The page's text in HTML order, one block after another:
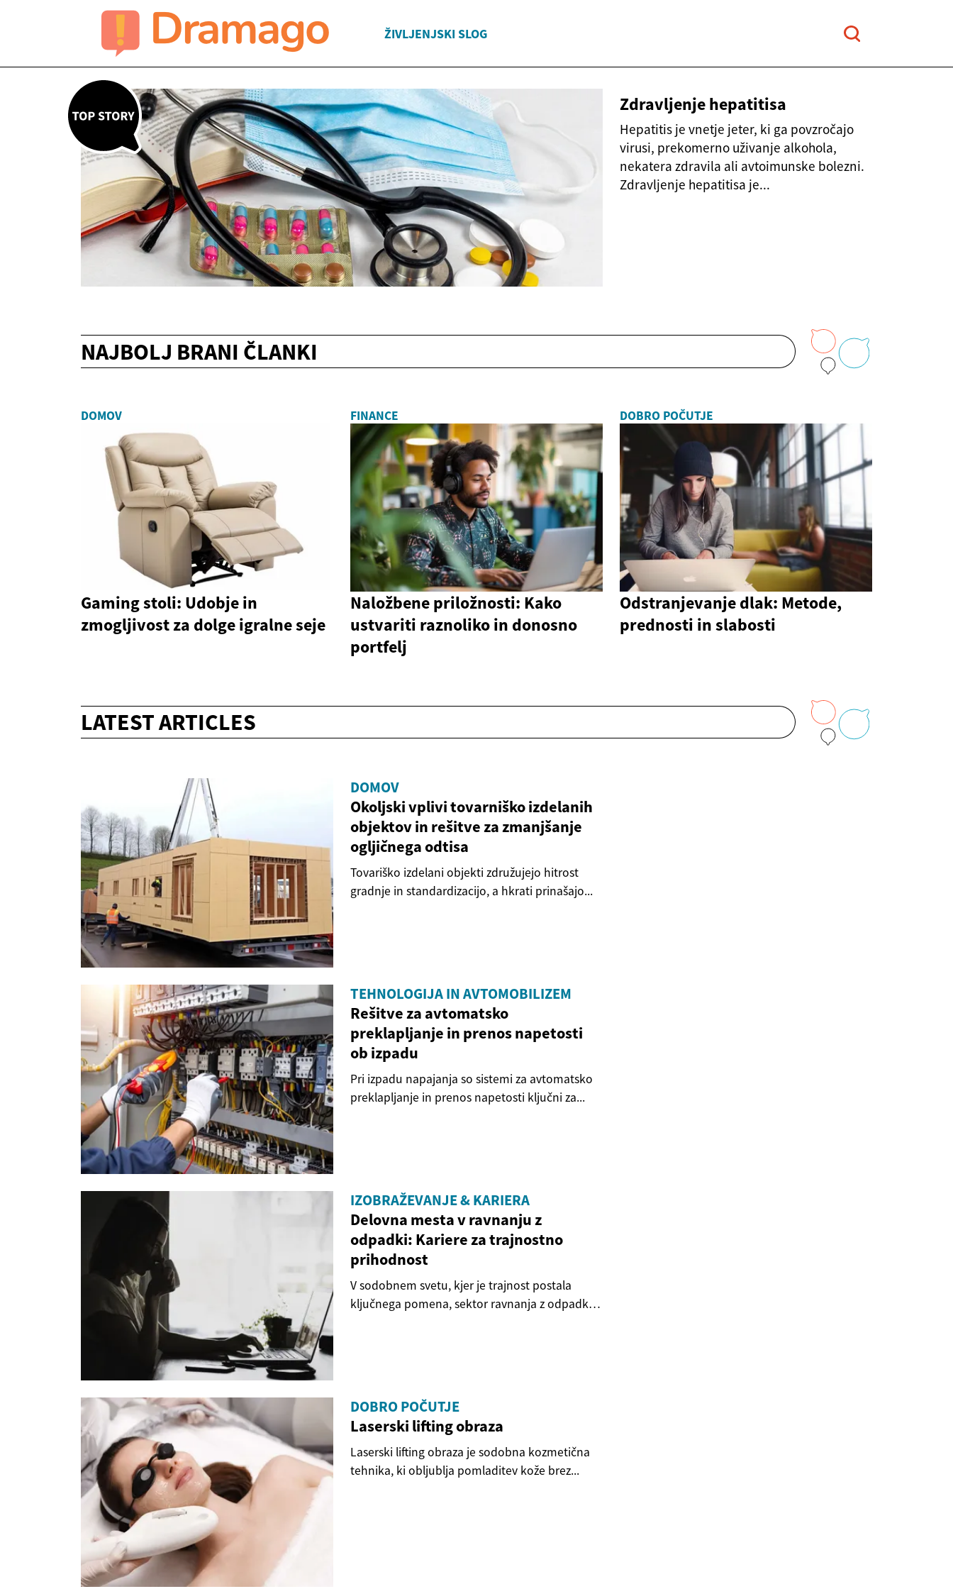
ŽIVLJENJSKI SLOG
Zdravljenje hepatitisa
Hepatitis je vnetje jeter, ki ga povzročajo
virusi, prekomerno uživanje alkohola,
nekatera zdravila ali avtoimunske bolezni.
Zdravljenje hepatitisa je...
NAJBOLJ BRANI ČLANKI
DOMOV
Gaming stoli: Udobje in
zmogljivost za dolge igralne seje
FINANCE
Naložbene priložnosti: Kako
ustvariti raznoliko in donosno
portfelj
DOBRO POČUTJE
Odstranjevanje dlak: Metode,
prednosti in slabosti
LATEST ARTICLES
DOMOV
Okoljski vplivi tovarniško izdelanih
objektov in rešitve za zmanjšanje
ogljičnega odtisa
Tovariško izdelani objekti združujejo hitrost
gradnje in standardizacijo, a hkrati prinašajo...
TEHNOLOGIJA IN AVTOMOBILIZEM
Rešitve za avtomatsko
preklapljanje in prenos napetosti
ob izpadu
Pri izpadu napajanja so sistemi za avtomatsko
preklapljanje in prenos napetosti ključni za...
IZOBRAŽEVANJE & KARIERA
Delovna mesta v ravnanju z
odpadki: Kariere za trajnostno
prihodnost
V sodobnem svetu, kjer je trajnost postala
ključnega pomena, sektor ravnanja z odpadki
DOBRO POČUTJE
Laserski lifting obraza
Laserski lifting obraza je sodobna kozmetična
tehnika, ki obljublja pomladitev kože brez...